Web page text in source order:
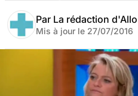
Par La rédaction
Mis à jour le 27/07/2016